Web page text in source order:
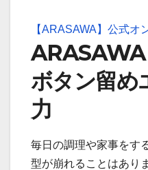
【ARASAWA】公式オ
ARASAWA
ボタン留め
力
毎日の調理や家事をす
型が崩れることはあり